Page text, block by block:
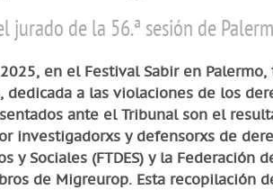
jurado de la 56.ª sesión de
en el Festival Sabir en
dedicada a las violaciones de los
ante el Tribunal son el
investigadorxs y defensorxs de
y Sociales (FTDES) y la Federación
de Migreurop. Esta